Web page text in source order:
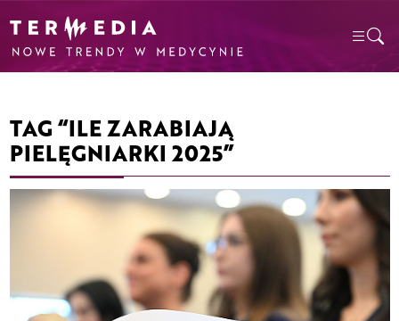
TAG “ILE ZARABIAJĄ
PIELĘGNIARKI 2025”